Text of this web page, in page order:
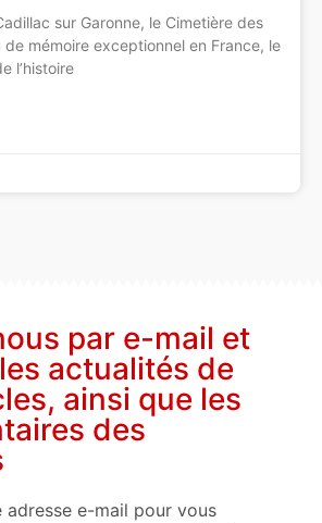
sur Garonne, le Cimetière des
de mémoire exceptionnel en France, le
l’histoire
par e-mail et
actualités de
ainsi que les
des
adresse e-mail pour vous